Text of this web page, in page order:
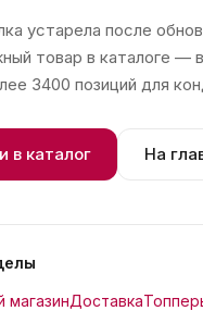
устарела после
товар в каталоге —
3400 позиций для
в каталог На
магазинДоставка